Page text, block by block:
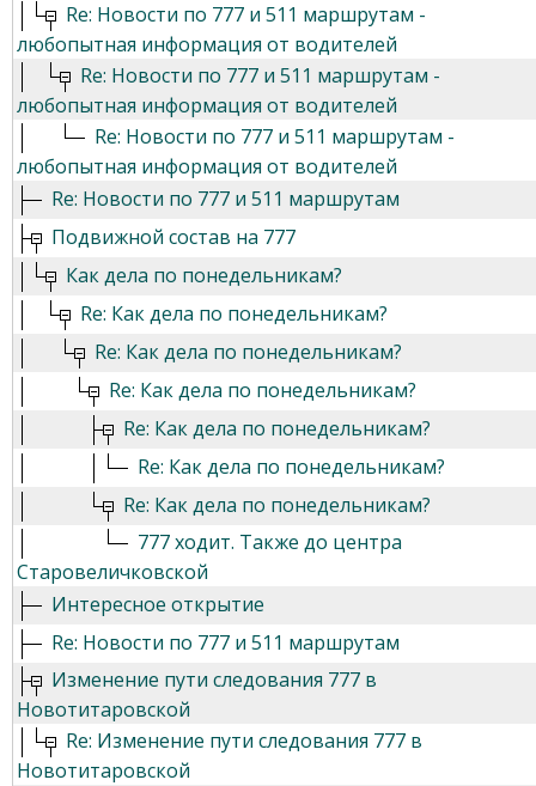
Re: Новости по 777 и 511 маршрутам -
любопытная информация от водителей
Re: Новости по 777 и 511 маршрутам -
любопытная информация от водителей
Re: Новости по 777 и 511 маршрутам -
любопытная информация от водителей
Re: Новости по 777 и 511 маршрутам
Подвижной состав на 777
Как дела по понедельникам?
Re: Как дела по понедельникам?
Re: Как дела по понедельникам?
Re: Как дела по понедельникам?
Re: Как дела по понедельникам?
Re: Как дела по понедельникам?
Re: Как дела по понедельникам?
777 ходит. Также до центра
Старовеличковской
Интересное открытие
Re: Новости по 777 и 511 маршрутам
Изменение пути следования 777 в
Новотитаровской
Re: Изменение пути следования 777 в
Новотитаровской